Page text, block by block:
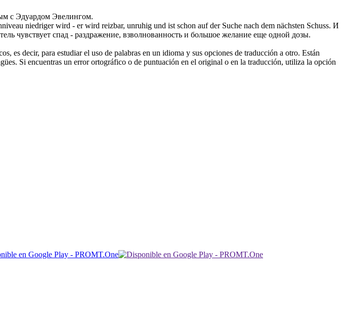
с Эдуардом Эвелингом.
niedriger wird - er wird reizbar, unruhig und ist schon auf der Suche nach dem nächsten Schuss. И
чувствует спад - раздражение, взволнованность и большое желание еще одной дозы.
es decir, para estudiar el uso de palabras en un idioma y sus opciones de traducción a otro. Están
Si encuentras un error ortográfico o de puntuación en el original o en la traducción, utiliza la opción